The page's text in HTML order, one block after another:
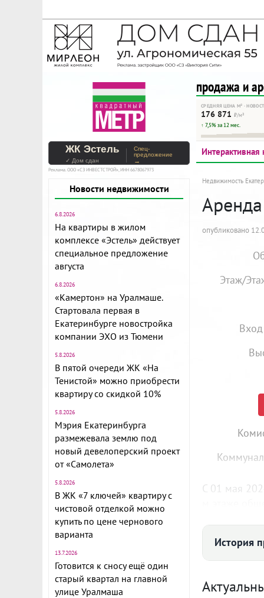
На Метре реклама -
Помогайте независимому
продажа и
СРЕДНЯЯ ЦЕНА М² ·
176 871 ₽/м²
↑ 7,5% за 12 мес.
ЖК Эстель
✓ Дом сдан
Спец-
предложение
→
Реклама. ООО «СЗ ИНВЕСТСТРОЙ», ИНН 6678067973
Новости недвижимости
6.8.2026
На квартиры в жилом
комплексе «Эстель» действует
специальное предложение
августа
6.8.2026
«Камертон» на Уралмаше.
Стартовала первая в
Екатеринбурге новостройка
компании ЭХО из Тюмени
5.8.2026
В пятой очереди ЖК «На
Тенистой» можно приобрести
квартиру со скидкой 10%
5.8.2026
Мэрия Екатеринбурга
размежевала землю под
новый девелоперский проект
от «Самолета»
5.8.2026
В ЖК «7 ключей» квартиру с
чистовой отделкой можно
купить по цене чернового
варианта
13.7.2026
Готовится к сносу ещё один
старый квартал на главной
улице Уралмаша
Интерактивная
Недвижимость
опубликовано
Этаж/
С 01 мая
м этаже
2 соседних
История